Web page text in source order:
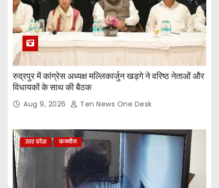
रुद्रपुर में कांग्रेस अध्यक्ष मल्लिकार्जुन खड़गे ने वरिष्ठ नेताओं और
विधायकों के साथ की बैठक
Aug 9, 2026 Ten News One Desk
उत्तर प्रदेश कन्नौज